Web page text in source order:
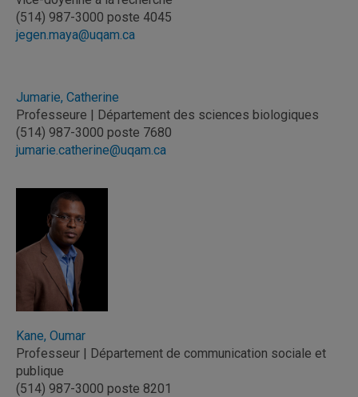
(514) 987-3000 poste 4045
jegen.maya@uqam.ca
Jumarie, Catherine
Professeure | Département des sciences biologiques
(514) 987-3000 poste 7680
jumarie.catherine@uqam.ca
Kane, Oumar
Professeur | Département de communication sociale et
publique
(514) 987-3000 poste 8201